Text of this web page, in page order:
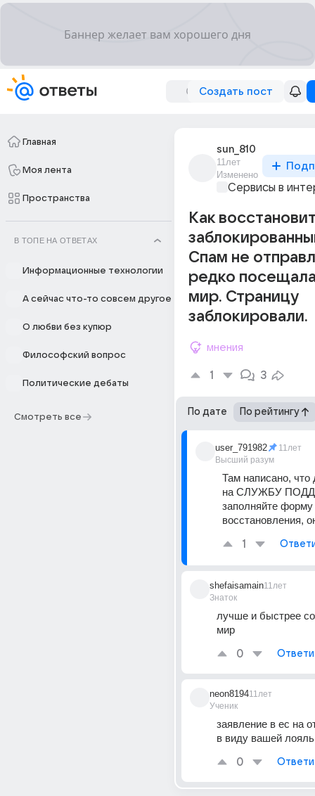
Создать пост
Главная
Моя лента
Пространства
В ТОПЕ НА ОТВЕТАХ
Информационные технологии
А сейчас что-то совсем другое
О любви без купюр
Философский вопрос
Политические дебаты
Смотреть все
sun_810
11лет
Изменено
Сервисы в
Как
Спам не
редко
мир. Страницу
заблокировали.
мнения
1 3
По дате По рейтингу
user_791982
Высший разум
11лет
Там написано, что
на СЛУЖБУ
заполняйте
восстановления,
1
shefaisamain
Знаток
11лет
лучше и быстрее
мир
0
neon8194
Ученик
11лет
заявление в ес на
в виду вашей
0